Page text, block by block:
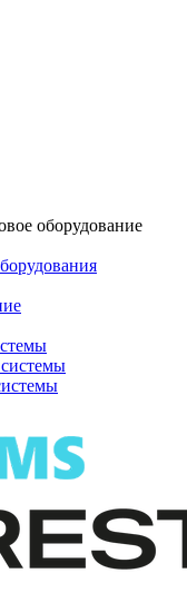
оборудование